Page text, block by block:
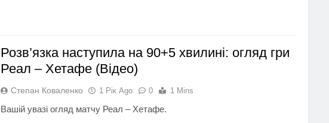
Розв’язка наступила на 90+5 хвилині: огляд гри
Реал – Хетафе (Відео)
Степан Коваленко 1 Рік Ago 0 1 Mins
Вашій увазі огляд матчу Реал – Хетафе.